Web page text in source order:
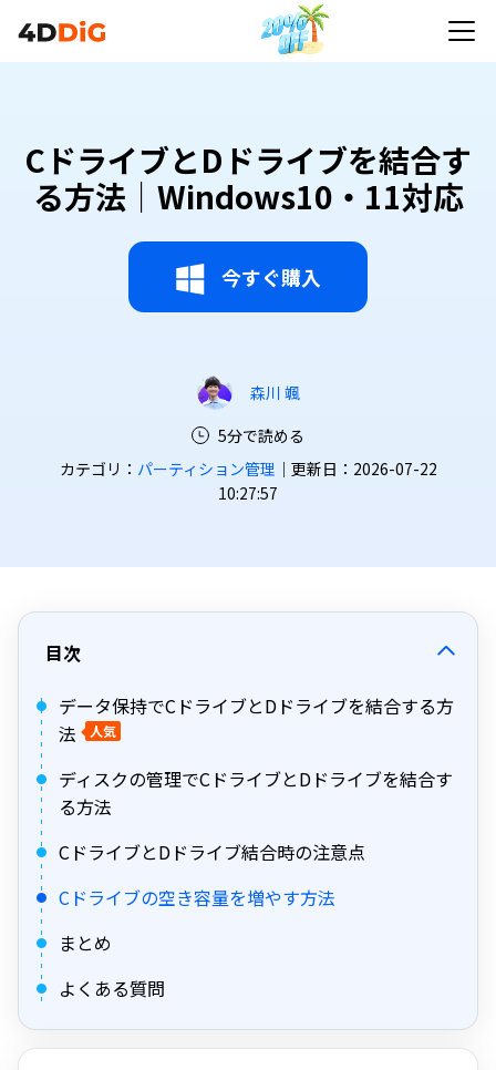
CドライブとDドライブを結合す
る方法｜Windows10・11対応
今すぐ購入
森川 颯
5分で読める
カテゴリ： パーティション管理 ｜更新日：2026-07-22
10:27:57
目次
データ保持でCドライブとDドライブを結合する方
法
人気
ディスクの管理でCドライブとDドライブを結合す
る方法
CドライブとDドライブ結合時の注意点
Cドライブの空き容量を増やす方法
まとめ
よくある質問